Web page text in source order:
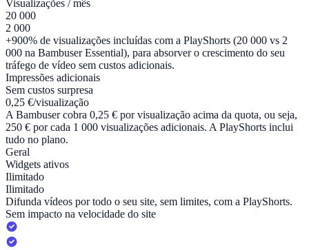
Visualizações / mês
20 000
2 000
+900% de visualizações incluídas com a PlayShorts (20 000 vs 2
000 na Bambuser Essential), para absorver o crescimento do seu
tráfego de vídeo sem custos adicionais.
Impressões adicionais
Sem custos surpresa
0,25 €/visualização
A Bambuser cobra 0,25 € por visualização acima da quota, ou seja,
250 € por cada 1 000 visualizações adicionais. A PlayShorts inclui
tudo no plano.
Geral
Widgets ativos
Ilimitado
Ilimitado
Difunda vídeos por todo o seu site, sem limites, com a PlayShorts.
Sem impacto na velocidade do site